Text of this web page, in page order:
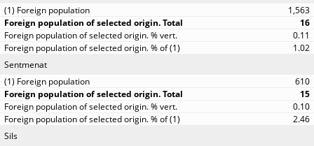
1,563
16
0.11
1.02
Sentmenat
610
15
0.10
2.46
Sils